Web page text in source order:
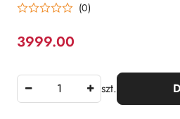
(0)
Cena:
3999.00
szt.